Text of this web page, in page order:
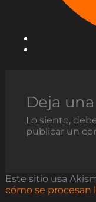
Deja
Lo siento,
publicar un
Este sitio usa
cómo se procesan